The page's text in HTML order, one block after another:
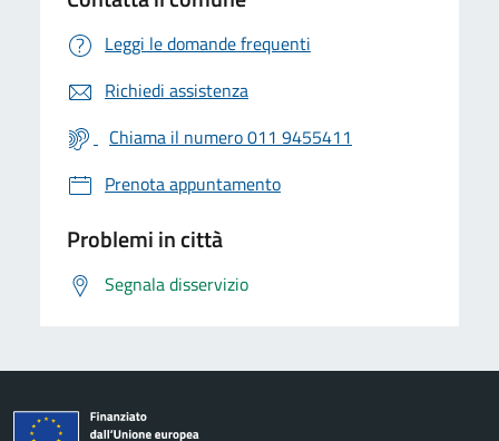
Leggi le domande frequenti
Richiedi assistenza
Chiama il numero 011 9455411
Prenota appuntamento
Problemi in città
Segnala disservizio